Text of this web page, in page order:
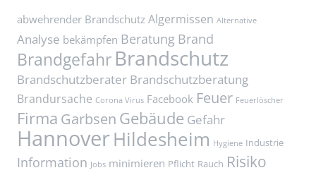
abwehrender Brandschutz Algermissen Alternative
Analyse bekämpfen Beratung Brand
BrandgefahrBrandschutz
Brandschutzberater Brandschutzberatung
Brandursache Corona Virus Facebook Feuer Feuerlöscher
Firma Garbsen Gebäude Gefahr
HannoverHildesheim Hygiene Industrie
Information Jobs minimieren Pflicht Rauch Risiko